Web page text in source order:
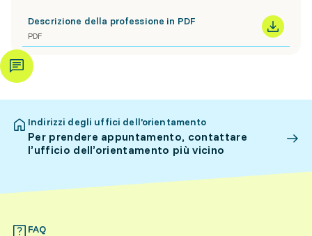
Descrizione della professione in PDF
PDF
Indirizzi degli uffici dell’orientamento
Per prendere appuntamento, contattare
l’ufficio dell’orientamento più vicino
FAQ